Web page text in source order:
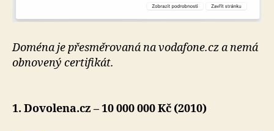
Doména je přesměrovaná na vodafone.cz a nemá
obnovený certifikát.
1. Dovolena.cz – 10 000 000 Kč (2010)